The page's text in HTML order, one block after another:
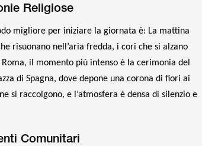
Religiose
migliore per iniziare la giornata è: La mattina
risuonano nell’aria fredda, i cori che si alzano
il momento più intenso è la cerimonia del
di Spagna, dove depone una corona di fiori ai
si raccolgono, e l’atmosfera è densa di silenzio e
Comunitari